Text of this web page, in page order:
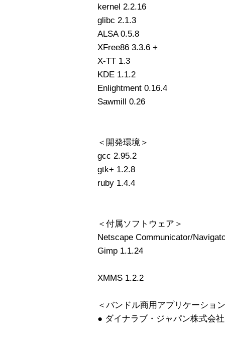
kernel 2.2.16
glibc 2.1.3
ALSA 0.5.8
XFree86 3.3.6 +
X-TT 1.3
KDE 1.1.2
Enlightment 0.16.4
Sawmill 0.26
＜開発環境＞
gcc 2.95.2
gtk+ 1.2.8
ruby 1.4.4
＜付属ソフトウェア＞
Netscape Communicator/
Gimp 1.1.24
XMMS 1.2.2
＜バンドル商用アプリケーショ
● ダイナラブ・ジャパン株式会